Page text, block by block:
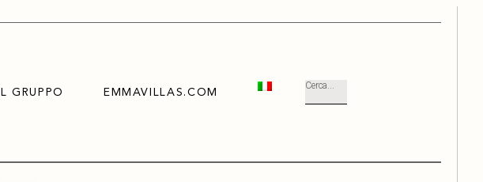
IL GRUPPO EMMAVILLAS.COM